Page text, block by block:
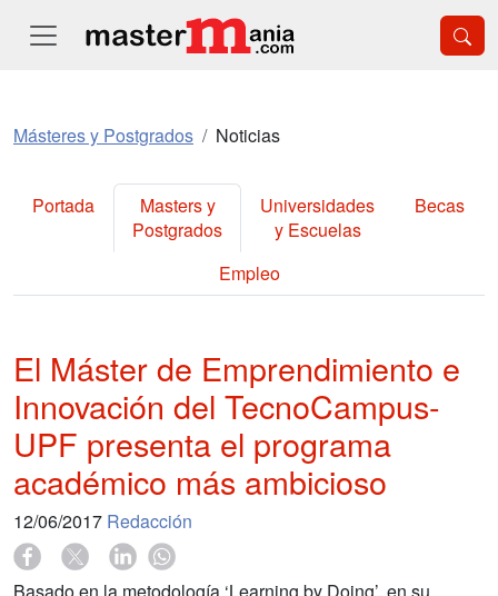
Másteres y Postgrados Noticias
Portada
Masters y
Postgrados
Universidades
y Escuelas
Becas
Empleo
El Máster de Emprendimiento e
Innovación del TecnoCampus-
UPF presenta el programa
académico más ambicioso
12/06/2017 Redacción